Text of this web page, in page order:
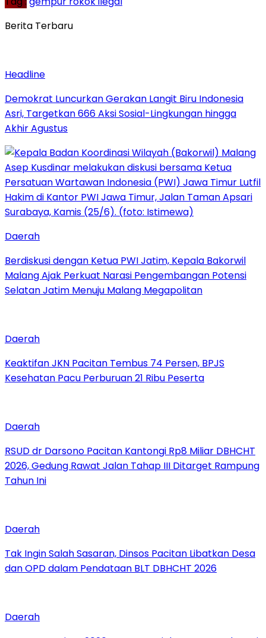
Berita Terbaru
Headline
Demokrat Luncurkan Gerakan Langit Biru Indonesia
Asri, Targetkan 666 Aksi Sosial-Lingkungan hingga
Akhir Agustus
Daerah
Berdiskusi dengan Ketua PWI Jatim, Kepala Bakorwil
Malang Ajak Perkuat Narasi Pengembangan Potensi
Selatan Jatim Menuju Malang Megapolitan
Daerah
Keaktifan JKN Pacitan Tembus 74 Persen, BPJS
Kesehatan Pacu Perburuan 21 Ribu Peserta
Daerah
RSUD dr Darsono Pacitan Kantongi Rp8 Miliar DBHCHT
2026, Gedung Rawat Jalan Tahap III Ditarget Rampung
Tahun Ini
Daerah
Tak Ingin Salah Sasaran, Dinsos Pacitan Libatkan Desa
dan OPD dalam Pendataan BLT DBHCHT 2026
Daerah